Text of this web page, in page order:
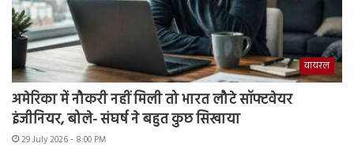
वायरल
अमेरिका में नौकरी नहीं मिली तो भारत लौटे सॉफ्टवेयर
इंजीनियर, बोले- संघर्ष ने बहुत कुछ सिखाया
29 July 2026 - 8:00 PM